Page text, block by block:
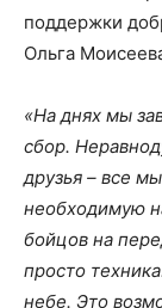
поддержки
Ольга
«На днях мы
сбор.
друзья – все
необходимую
бойцов на
просто
небе. Это